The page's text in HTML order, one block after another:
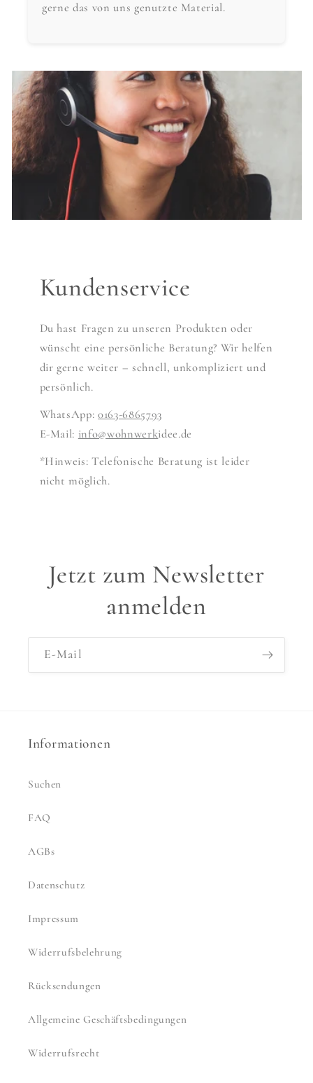
gerne das von uns genutzte Material.
Kundenservice
Du hast Fragen zu unseren Produkten oder
wünscht eine persönliche Beratung? Wir helfen
dir gerne weiter – schnell, unkompliziert und
persönlich.
WhatsApp:0163-6865793
E-Mail: info@wohnwerkidee.de
*Hinweis: Telefonische Beratung ist leider
nicht möglich.
Jetzt zum Newsletter
anmelden
E-Mail
Informationen
Suchen
FAQ
AGBs
Datenschutz
Impressum
Widerrufsbelehrung
Rücksendungen
Allgemeine Geschäftsbedingungen
Widerrufsrecht